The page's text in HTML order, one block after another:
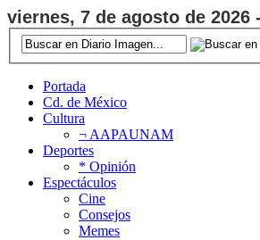
viernes, 7 de agosto de 2026
Portada
Cd. de México
Cultura
¬ AAPAUNAM
Deportes
* Opinión
Espectáculos
Cine
Consejos
Memes